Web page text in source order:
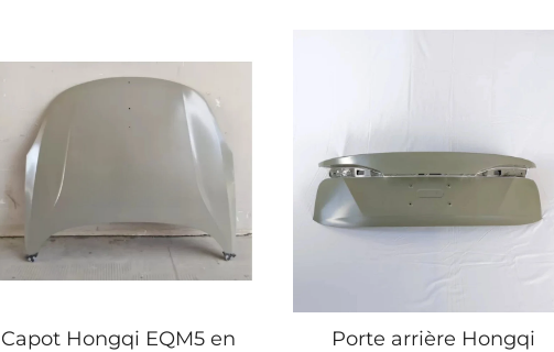
électriques (EV) et
hybrides
adaptateur de recharge
Capot Hongqi EQM5 en
Porte arrière Hongqi